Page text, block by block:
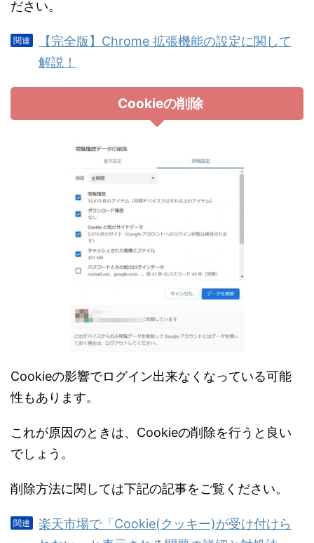
ださい。
【完全版】Chrome 拡張機能の設定に関して
解説！
Cookieの削除
Cookieの影響でログイン出来なくなっている可能
性もあります。
これが原因のときは、Cookieの削除を行うと良い
でしょう。
削除方法に関しては下記の記事をご覧ください。
楽天市場で「Cookie(クッキー)が受け付けら